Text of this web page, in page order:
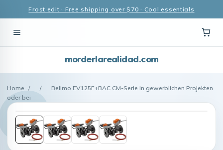
Frost edit · Free shipping over $70 · Cool essentials
morderlarealidad.com
Home / /
Belimo EV125F+BAC CM-Serie in gewerblichen Projekten
oder bei